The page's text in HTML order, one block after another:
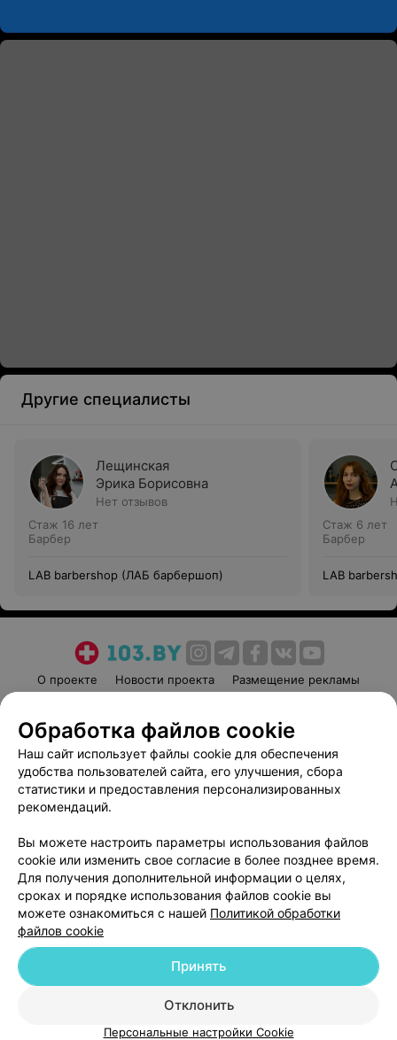
Другие специалисты
Лещинская
Эрика Борисовна
Нет отзывов
Стаж 16 лет
Барбер
LAB barbershop (ЛАБ барбершоп)
Стаж 6 лет
Барбер
LAB
О проекте Новости проекта
Размещение рекламы
Пользовательское соглашение
Способы оплаты
Вакансии
Партнеры
Написать руководителю 103.by
Обработка персональных данных
© 2026 ООО «Артокс Лаб», УНП 191700409
| 220012, Республика Беларусь,
Служба поддержки +375 291212755
Обработка файлов cookie
Наш сайт использует файлы cookie для обеспечения
удобства пользователей сайта, его улучшения, сбора
статистики и предоставления персонализированных
рекомендаций.
Вы можете настроить параметры использования файлов
cookie или изменить свое согласие в более позднее время.
Для получения дополнительной информации о целях,
сроках и порядке использования файлов cookie вы
можете ознакомиться с нашей Политикой обработки
файлов cookie
Отклонить
Принять
Персональные настройки Cookie